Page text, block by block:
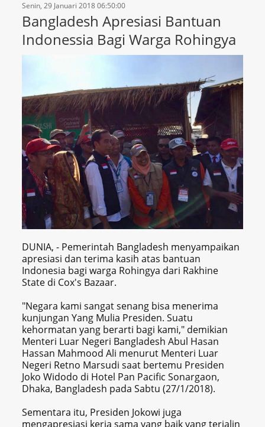
Senin, 29 Januari 2018 06:50:00
Bangladesh Apresiasi Bantuan
Indonessia Bagi Warga Rohingya
DUNIA, - Pemerintah Bangladesh menyampaikan
apresiasi dan terima kasih atas bantuan
Indonesia bagi warga Rohingya dari Rakhine
State di Cox's Bazaar.
"Negara kami sangat senang bisa menerima
kunjungan Yang Mulia Presiden. Suatu
kehormatan yang berarti bagi kami," demikian
Menteri Luar Negeri Bangladesh Abul Hasan
Hassan Mahmood Ali menurut Menteri Luar
Negeri Retno Marsudi saat bertemu Presiden
Joko Widodo di Hotel Pan Pacific Sonargaon,
Dhaka, Bangladesh pada Sabtu (27/1/2018).
Sementara itu, Presiden Jokowi juga
mengapresiasi kerja sama yang baik yang terjalin